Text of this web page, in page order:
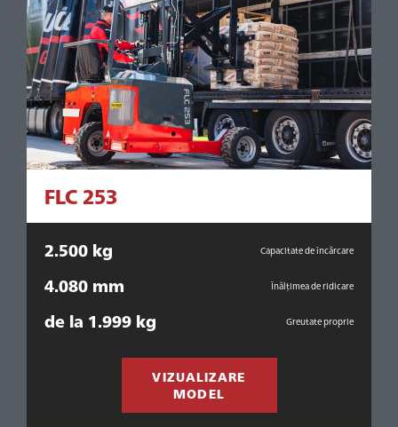
FLC 253
2.500 kg Capacitate de încărcare
4.080 mm Înălțimea de ridicare
de la 1.999 kg Greutate proprie
VIZUALIZARE
MODEL